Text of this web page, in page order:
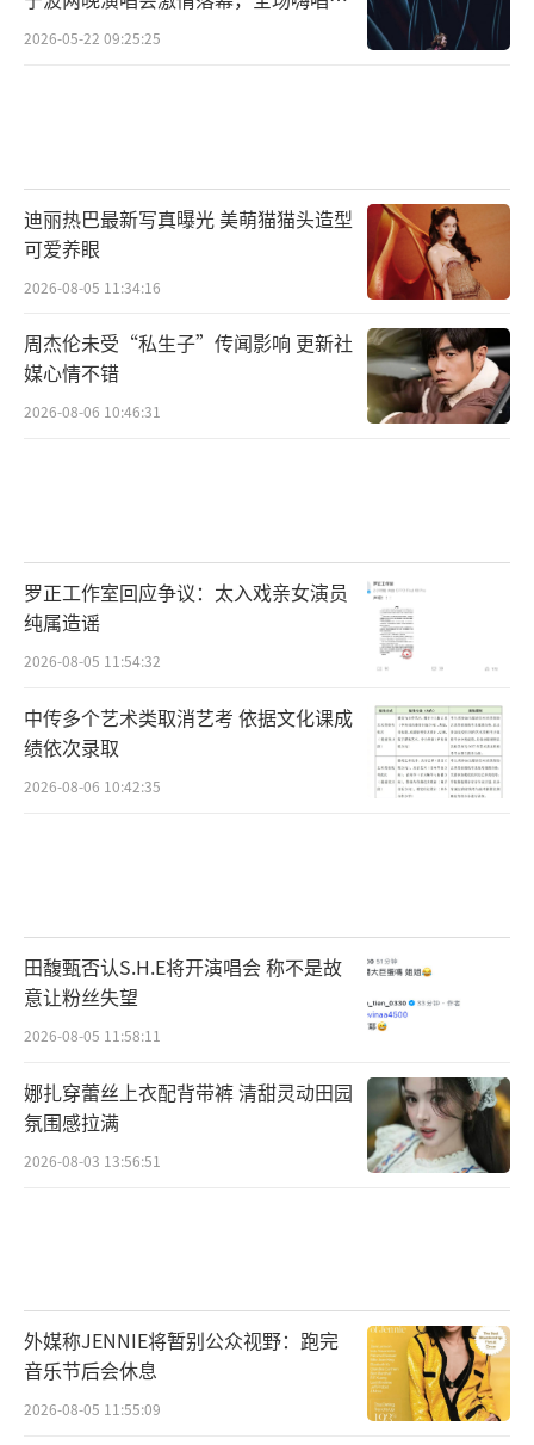
围炸裂
2026-05-22 09:25:25
迪丽热巴最新写真曝光 美萌猫猫头造型
可爱养眼
2026-08-05 11:34:16
周杰伦未受“私生子”传闻影响 更新社
媒心情不错
2026-08-06 10:46:31
罗正工作室回应争议：太入戏亲女演员
纯属造谣
2026-08-05 11:54:32
中传多个艺术类取消艺考 依据文化课成
绩依次录取
2026-08-06 10:42:35
田馥甄否认S.H.E将开演唱会 称不是故
意让粉丝失望
2026-08-05 11:58:11
娜扎穿蕾丝上衣配背带裤 清甜灵动田园
氛围感拉满
2026-08-03 13:56:51
外媒称JENNIE将暂别公众视野：跑完
音乐节后会休息
2026-08-05 11:55:09